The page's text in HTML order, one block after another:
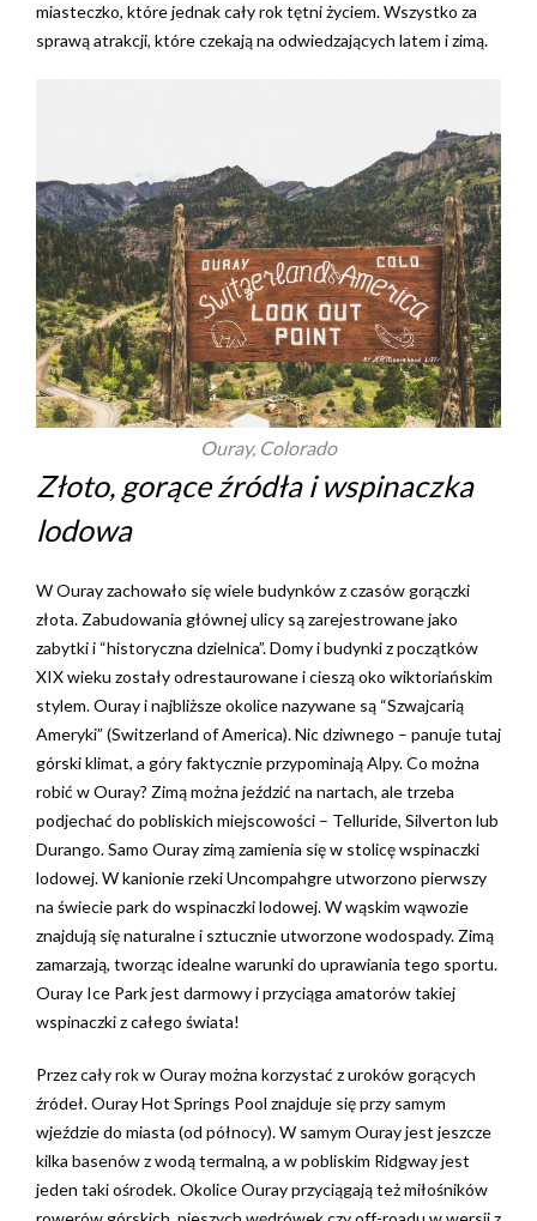
miasteczko, które jednak cały rok tętni życiem. Wszystko za
sprawą atrakcji, które czekają na odwiedzających latem i zimą.
Ouray, Colorado
Złoto, gorące źródła i wspinaczka
lodowa
W Ouray zachowało się wiele budynków z czasów gorączki
złota. Zabudowania głównej ulicy są zarejestrowane jako
zabytki i “historyczna dzielnica”. Domy i budynki z początków
XIX wieku zostały odrestaurowane i cieszą oko wiktoriańskim
stylem. Ouray i najbliższe okolice nazywane są “Szwajcarią
Ameryki” (Switzerland of America). Nic dziwnego – panuje tutaj
górski klimat, a góry faktycznie przypominają Alpy. Co można
robić w Ouray? Zimą można jeździć na nartach, ale trzeba
podjechać do pobliskich miejscowości – Telluride, Silverton lub
Durango. Samo Ouray zimą zamienia się w stolicę wspinaczki
lodowej. W kanionie rzeki Uncompahgre utworzono pierwszy
na świecie park do wspinaczki lodowej. W wąskim wąwozie
znajdują się naturalne i sztucznie utworzone wodospady. Zimą
zamarzają, tworząc idealne warunki do uprawiania tego sportu.
Ouray Ice Park jest darmowy i przyciąga amatorów takiej
wspinaczki z całego świata!
Przez cały rok w Ouray można korzystać z uroków gorących
źródeł. Ouray Hot Springs Pool znajduje się przy samym
wjeździe do miasta (od północy). W samym Ouray jest jeszcze
kilka basenów z wodą termalną, a w pobliskim Ridgway jest
jeden taki ośrodek. Okolice Ouray przyciągają też miłośników